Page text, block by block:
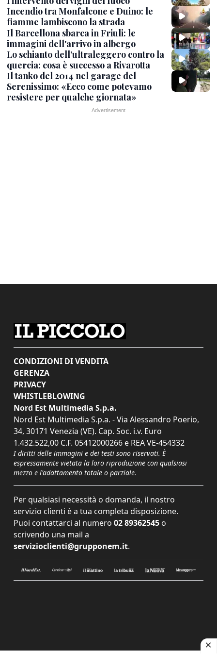
Incendio tra Monfalcone e Duino: le
fiamme lambiscono la strada
Il Barcellona sbarca in Friuli: le
immagini dell'arrivo in albergo
Lo schianto dell’ultraleggero contro la
quercia: cosa è successo a Rivarotta
Il tanko del 2014 nel garage del
Serenissimo: «Ecco come potevamo
resistere per qualche giornata»
CONDIZIONI DI VENDITA
GERENZA
PRIVACY
WHISTLEBLOWING
Nord Est Multimedia S.p.a.
Nord Est Multimedia S.p.a. - Via Alessandro Poerio,
34, 30171 Venezia (VE). Cap. Soc. i.v. Euro
1.432.522,00 C.F. 05412000266 e REA VE-454332
I diritti delle immagini e dei testi sono riservati. È
espressamente vietata la loro riproduzione con qualsiasi
mezzo e l'adattamento totale o parziale.
Per qualsiasi necessità o domanda, il nostro
servizio clienti è a tua completa disposizione.
Puoi contattarci al numero 02 89362545 o
scrivendo una mail a
servizioclienti@grupponem.it.